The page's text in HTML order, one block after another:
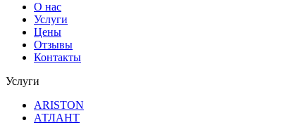
О нас
Услуги
Цены
Отзывы
Контакты
Услуги
ARISTON
АТЛАНТ